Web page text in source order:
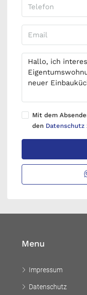
Mit dem
den Datenschutz
Menu
Impressum
Datenschutz